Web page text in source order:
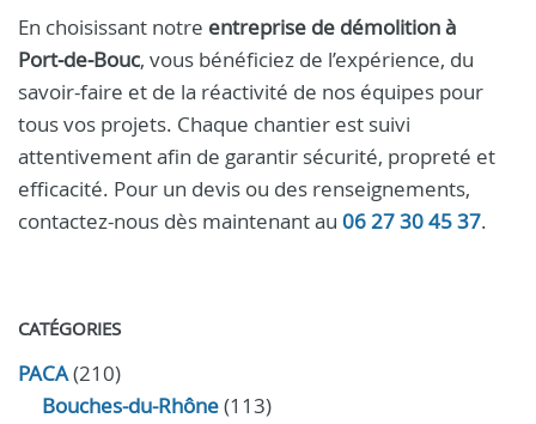
En choisissant notre entreprise de démolition à
Port‑de‑Bouc, vous bénéficiez de l’expérience, du
savoir-faire et de la réactivité de nos équipes pour
tous vos projets. Chaque chantier est suivi
attentivement afin de garantir sécurité, propreté et
efficacité. Pour un devis ou des renseignements,
contactez-nous dès maintenant au 06 27 30 45 37.
CATÉGORIES
PACA(210)
Bouches-du-Rhône(113)